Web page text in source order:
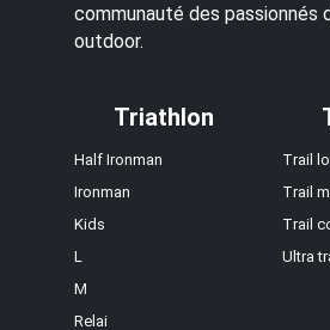
communauté des passionnés
outdoor.
Triathlon
Half Ironman
Ironman
Kids
L
M
Relai
Trail
Trail
Trail
Ultra